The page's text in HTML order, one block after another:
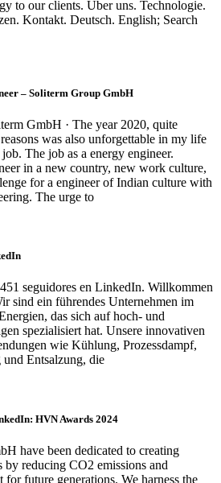
to our clients. Über uns. Technologie.
Kontakt. Deutsch. English; Search
– Soliterm Group GmbH
GmbH · The year 2020, quite
was also unforgettable in my life
The job as a energy engineer.
in a new country, new work culture,
for a engineer of Indian culture with
The urge to
seguidores en LinkedIn. Willkommen
sind ein führendes Unternehmen im
das sich auf hoch- und
spezialisiert hat. Unsere innovativen
wie Kühlung, Prozessdampf,
Entsalzung, die
HVN Awards 2024
have been dedicated to creating
reducing CO2 emissions and
future generations. We harness the